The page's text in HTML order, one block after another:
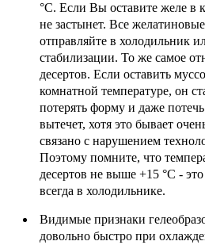
°С. Если Вы оставите желе в
не застынет. Все
отправляйте в холодильник
стабилизации. То же самое
десертов. Если оставить
комнатной температуре, он
потерять форму и даже
вытечет, хотя это бывает
связано с нарушением
Поэтому помните, что
десертов не выше +15 °С -
всегда в холодильнике.
Видимые признаки
довольно быстро при